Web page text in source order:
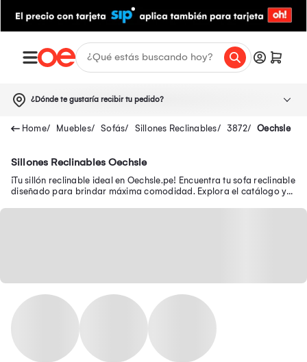
¿Dónde te gustaría recibir tu pedido?
Muebles Sofás Sillones Reclinables 3872 Oechsle
Sillones Reclinables Oechsle
¡Tu sillón reclinable ideal en Oechsle.pe! Encuentra tu sofa reclinable
diseñado para brindar máxima comodidad. Explora el catálogo y